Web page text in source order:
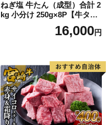
ねぎ塩 牛たん（成型）合計 2
kg 小分け 250g×8P【牛タン
牛肉 焼肉用 薄切り 訳あり サ
16,000円